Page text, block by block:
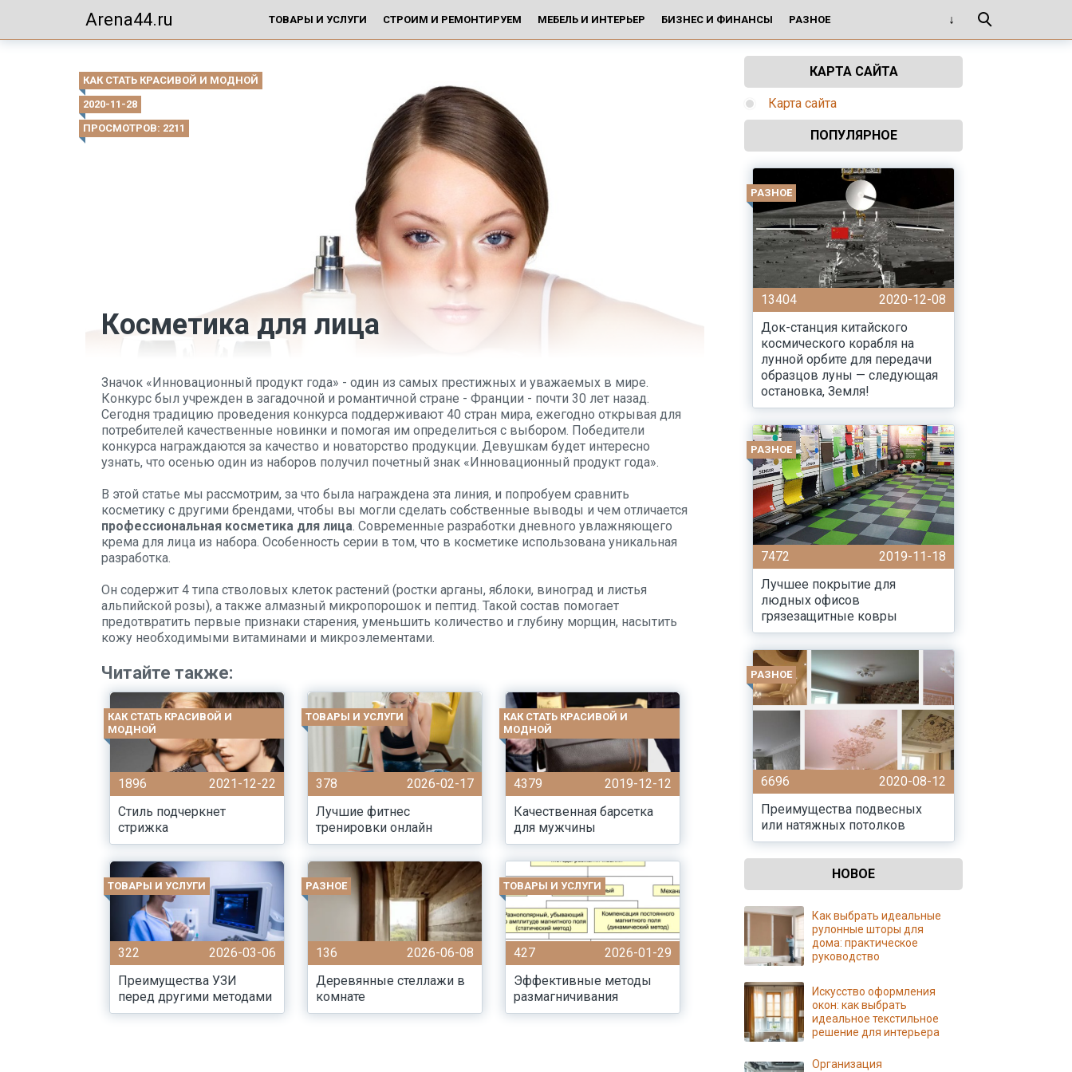
Arena44.ru ТОВАРЫ И УСЛУГИ СТРОИМ И РЕМОНТИРУЕМ МЕБЕЛЬ И ИНТЕРЬЕР БИЗНЕС И ФИНАНСЫ РАЗНОЕ
КАК СТАТЬ КРАСИВОЙ И МОДНОЙ
2020-11-28
ПРОСМОТРОВ: 2211
Косметика для лица
Значок «Инновационный продукт года» - один из самых престижных и уважаемых в мире.
Конкурс был учрежден в загадочной и романтичной стране - Франции - почти 30 лет назад.
Сегодня традицию проведения конкурса поддерживают 40 стран мира, ежегодно открывая для
потребителей качественные новинки и помогая им определиться с выбором. Победители
конкурса награждаются за качество и новаторство продукции. Девушкам будет интересно
узнать, что осенью один из наборов получил почетный знак «Инновационный продукт года».
В этой статье мы рассмотрим, за что была награждена эта линия, и попробуем сравнить
косметику с другими брендами, чтобы вы могли сделать собственные выводы и чем отличается
профессиональная косметика для лица. Современные разработки дневного увлажняющего
крема для лица из набора. Особенность серии в том, что в косметике использована уникальная
разработка.
Он содержит 4 типа стволовых клеток растений (ростки арганы, яблоки, виноград и листья
альпийской розы), а также алмазный микропорошок и пептид. Такой состав помогает
предотвратить первые признаки старения, уменьшить количество и глубину морщин, насытить
кожу необходимыми витаминами и микроэлементами.
Читайте также:
КАК СТАТЬ КРАСИВОЙ И
МОДНОЙ
1896
2021-12-22
Стиль подчеркнет
стрижка
ТОВАРЫ И УСЛУГИ
378
2026-02-17
Лучшие фитнес
тренировки онлайн
КАК СТАТЬ КРАСИВОЙ И
МОДНОЙ
4379
2019-12-12
Качественная барсетка
для мужчины
ТОВАРЫ И УСЛУГИ
322
2026-03-06
Преимущества УЗИ
перед другими методами
РАЗНОЕ
136
2026-06-08
Деревянные стеллажи в
комнате
ТОВАРЫ И УСЛУГИ
427
2026-01-29
Эффективные методы
размагничивания
КАРТА САЙТА
Карта сайта
ПОПУЛЯРНОЕ
РАЗНОЕ
13404
2020-12-08
Док-станция китайского
космического корабля на
лунной орбите для передачи
образцов луны — следующая
остановка, Земля!
РАЗНОЕ
7472
2019-11-18
Лучшее покрытие для
людных офисов
грязезащитные ковры
РАЗНОЕ
6696
2020-08-12
Преимущества подвесных
или натяжных потолков
НОВОЕ
Как выбрать идеальные
рулонные шторы для
дома: практическое
руководство
Искусство оформления
окон: как выбрать
идеальное текстильное
решение для интерьера
Организация